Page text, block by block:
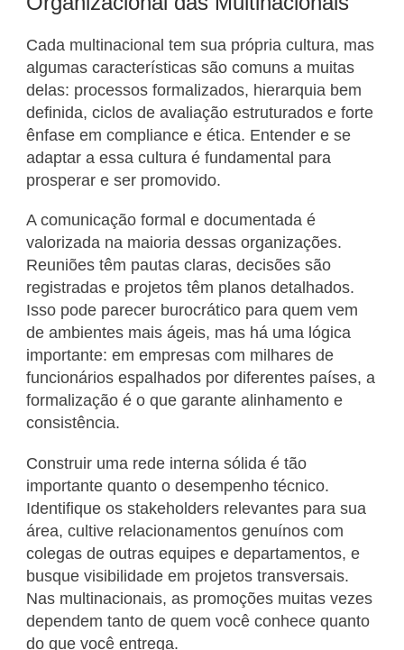
Cada multinacional tem sua própria cultura, mas
algumas características são comuns a muitas
delas: processos formalizados, hierarquia bem
definida, ciclos de avaliação estruturados e forte
ênfase em compliance e ética. Entender e se
adaptar a essa cultura é fundamental para
prosperar e ser promovido.
A comunicação formal e documentada é
valorizada na maioria dessas organizações.
Reuniões têm pautas claras, decisões são
registradas e projetos têm planos detalhados.
Isso pode parecer burocrático para quem vem
de ambientes mais ágeis, mas há uma lógica
importante: em empresas com milhares de
funcionários espalhados por diferentes países, a
formalização é o que garante alinhamento e
consistência.
Construir uma rede interna sólida é tão
importante quanto o desempenho técnico.
Identifique os stakeholders relevantes para sua
área, cultive relacionamentos genuínos com
colegas de outras equipes e departamentos, e
busque visibilidade em projetos transversais.
Nas multinacionais, as promoções muitas vezes
dependem tanto de quem você conhece quanto
do que você entrega.